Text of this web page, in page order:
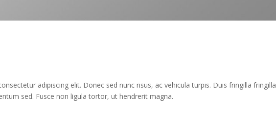
adipiscing elit. Donec sed nunc risus, ac vehicula turpis. Duis fringilla fringilla
sed. Fusce non ligula tortor, ut hendrerit magna.